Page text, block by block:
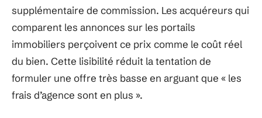
supplémentaire de commission. Les acquéreurs qui
comparent les annonces sur les portails
immobiliers perçoivent ce prix comme le coût réel
du bien. Cette lisibilité réduit la tentation de
formuler une offre très basse en arguant que « les
frais d’agence sont en plus ».